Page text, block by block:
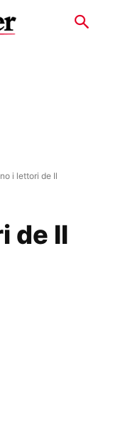
i lettori de Il
de Il